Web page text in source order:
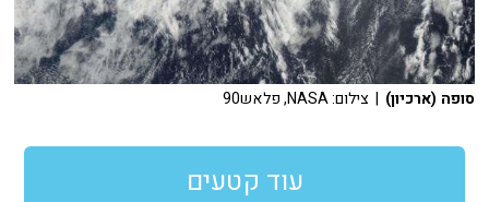
סופה (ארכיון) | צילום: NASA, פלאש90
עוד קטעים